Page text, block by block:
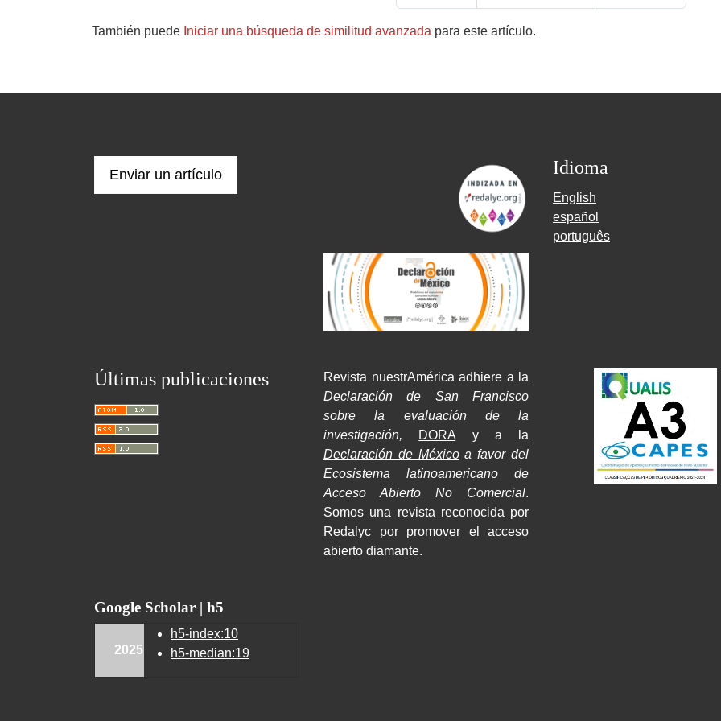
También puede Iniciar una búsqueda de similitud avanzada para este artículo.
Enviar un artículo Idioma
English
español
português
Últimas publicaciones
Revista nuestrAmérica adhiere a la
Declaración de San Francisco
sobre la evaluación de la
investigación,
DORA y a la
Declaración de Méxicoa favor del
Ecosistema latinoamericano de
Acceso Abierto No Comercial.
Somos una revista reconocida por
Redalyc por promover el acceso
abierto diamante.
Google Scholar | h5
2025
h5-index:10
h5-median:19